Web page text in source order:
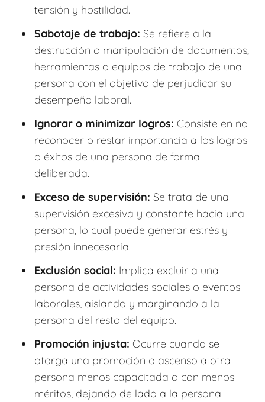
tensión y hostilidad.
Sabotaje de trabajo: Se refiere a la
destrucción o manipulación de documentos,
herramientas o equipos de trabajo de una
persona con el objetivo de perjudicar su
desempeño laboral.
Ignorar o minimizar logros: Consiste en no
reconocer o restar importancia a los logros
o éxitos de una persona de forma
deliberada.
Exceso de supervisión: Se trata de una
supervisión excesiva y constante hacia una
persona, lo cual puede generar estrés y
presión innecesaria.
Exclusión social: Implica excluir a una
persona de actividades sociales o eventos
laborales, aislando y marginando a la
persona del resto del equipo.
Promoción injusta: Ocurre cuando se
otorga una promoción o ascenso a otra
persona menos capacitada o con menos
méritos, dejando de lado a la persona